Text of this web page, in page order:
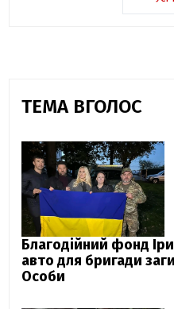
ТЕМА ВГОЛОС
Благодійний фонд
авто для бригади
Особи